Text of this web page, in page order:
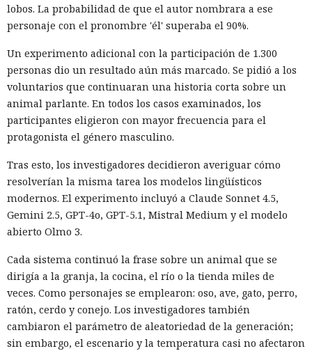
de ser detenido, Muka dijo a los periodistas que esperaba
ser arrestado y que destruyó pruebas con antelación.
A las víctimas de incidentes similares se les recomienda
cambiar sus credenciales a tiempo y no reutilizarlas, activar
la autenticación multifactor para los servicios en la nube y
vigilar la actividad de las cuentas por accesos desde
dispositivos desconocidos.
Una sola consulta dio acceso a
SYSTEM: convirtieron una base
de datos Oracle en base para un
ataque encubierto
10:02 / 07.08.2026
La plataforma ejecutó los scripts "khunt" y entregó el
control del sistema.
lobos. La probabilidad de que el autor nombrara a ese
personaje con el pronombre 'él' superaba el 90%.
Un experimento adicional con la participación de 1.300
personas dio un resultado aún más marcado. Se pidió a los
voluntarios que continuaran una historia corta sobre un
animal parlante. En todos los casos examinados, los
participantes eligieron con mayor frecuencia para el
protagonista el género masculino.
Tras esto, los investigadores decidieron averiguar cómo
resolverían la misma tarea los modelos lingüísticos
modernos. El experimento incluyó a Claude Sonnet 4.5,
Gemini 2.5, GPT-4o, GPT-5.1, Mistral Medium y el modelo
abierto Olmo 3.
Cada sistema continuó la frase sobre un animal que se
dirigía a la granja, la cocina, el río o la tienda miles de
veces. Como personajes se emplearon: oso, ave, gato, perro,
ratón, cerdo y conejo. Los investigadores también
cambiaron el parámetro de aleatoriedad de la generación;
sin embargo, el escenario y la temperatura casi no afectaron